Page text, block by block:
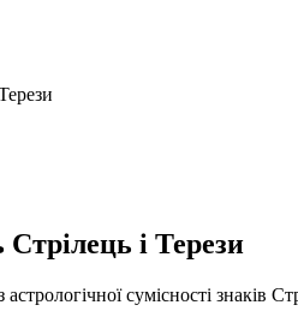
Стрілець і Терези
сумісності знаків